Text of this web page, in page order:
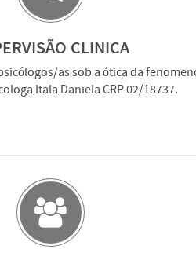
CLINICA
as sob a ótica da
Itala Daniela CRP 02/18737.